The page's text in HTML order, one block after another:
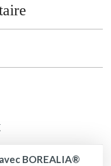
BOREALIA®